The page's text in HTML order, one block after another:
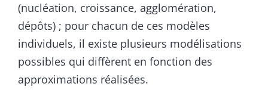
(nucléation, croissance, agglomération,
dépôts) ; pour chacun de ces modèles
individuels, il existe plusieurs modélisations
possibles qui diffèrent en fonction des
approximations réalisées.